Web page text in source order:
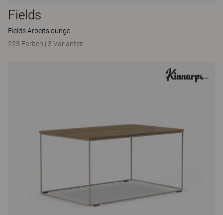
Fields
Fields Arbeitslounge
223 Farben | 3 Varianten